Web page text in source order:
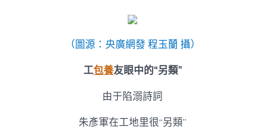
（圖源：央廣網發 程玉蘭 攝）
工包養友眼中的“另類”
由于陷溺詩詞
朱彥軍在工地里很“另類”